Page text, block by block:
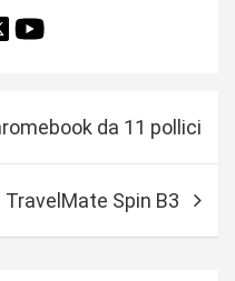
da 11 pollici
Spin B3